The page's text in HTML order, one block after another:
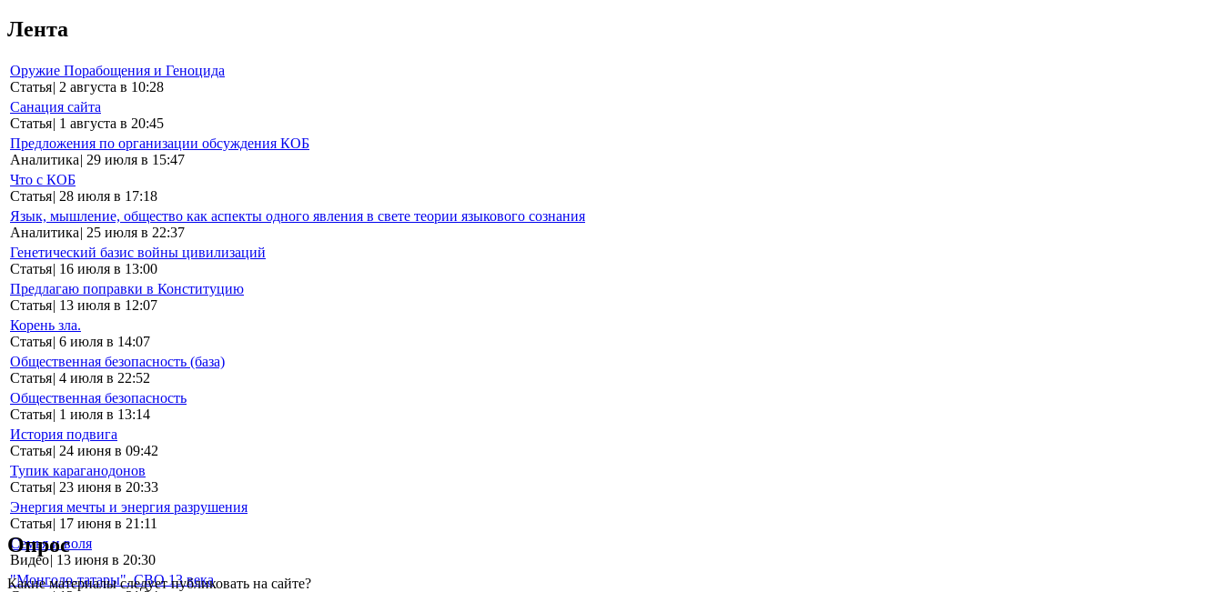
Лента
Оружие Порабощения и Геноцида
Статья| 2 августа в 10:28
Санация сайта
Статья| 1 августа в 20:45
Предложения по организации обсуждения КОБ
Аналитика| 29 июля в 15:47
Что с КОБ
Статья| 28 июля в 17:18
Язык, мышление, общество как аспекты одного явления в свете теории языкового сознания
Аналитика| 25 июля в 22:37
Генетический базис войны цивилизаций
Статья| 16 июля в 13:00
Предлагаю поправки в Конституцию
Статья| 13 июля в 12:07
Корень зла.
Статья| 6 июля в 14:07
Общественная безопасность (база)
Статья| 4 июля в 22:52
Общественная безопасность
Статья| 1 июля в 13:14
История подвига
Статья| 24 июня в 09:42
Тупик караганодонов
Статья| 23 июня в 20:33
Энергия мечты и энергия разрушения
Статья| 17 июня в 21:11
Семья и воля
Видео| 13 июня в 20:30
"Монголо-татары". СВО 13 века
Опрос
Какие материалы следует публиковать на сайте?